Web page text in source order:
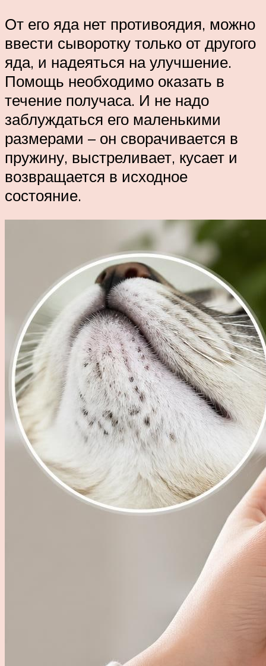
От его яда нет противоядия, можно
ввести сыворотку только от другого
яда, и надеяться на улучшение.
Помощь необходимо оказать в
течение получаса. И не надо
заблуждаться его маленькими
размерами – он сворачивается в
пружину, выстреливает, кусает и
возвращается в исходное
состояние.